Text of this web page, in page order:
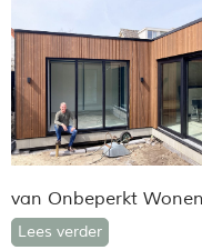
van Onbeperkt
Lees verder